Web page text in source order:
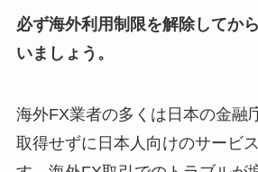
必ず海外利用制限を解除してか
いましょう。
海外FX業者の多くは日本の金融
取得せずに日本人向けのサービ